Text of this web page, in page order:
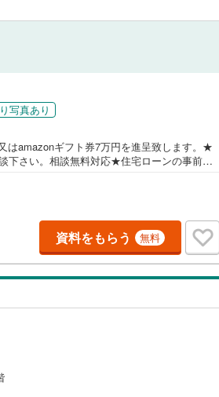
写真あり
はamazonギフト券7万円を進呈致します。★
下さい。相談無料対応★住宅ローンの事前審
がありましたらお申込書を記入。（2）事前
ごとに借入可能額は変わります。（3）売買
買契約を締結。（4）本申込※:契約と同時に
費貸借契約※:銀行と融資を受けるための契約
金の支払いをして物件の引き渡しを受けま
1）から（6）まで約1ケ月の場合が多いです。
資料をもらう 無料
専用庭（0）